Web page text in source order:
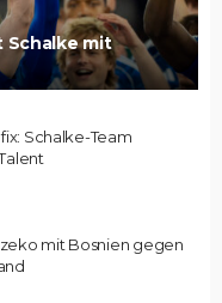
Schalke mit
Schalke-Team
mit Bosnien gegen